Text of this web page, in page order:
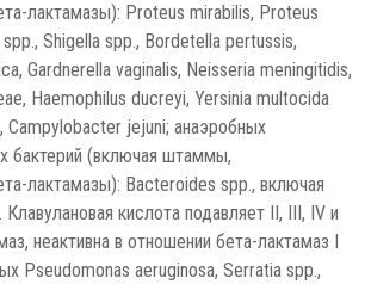
лактамазы): Proteus mirabilis, Proteus
Shigella spp., Bordetella pertussis,
Gardnerella vaginalis, Neisseria meningitidis,
Haemophilus ducreyi, Yersinia multocida
Campylobacter jejuni; анаэробных
бактерий (включая штаммы,
лактамазы): Bacteroides spp., включая
кислота подавляет II, III, IV и
неактивна в отношении бета-лактамаз I
Pseudomonas aeruginosa, Serratia spp.,